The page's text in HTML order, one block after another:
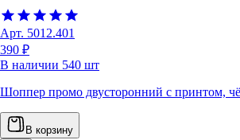
Арт. 5012.401
390 ₽
В наличии 540 шт
Шоппер промо двусторонний с принтом,
В корзину